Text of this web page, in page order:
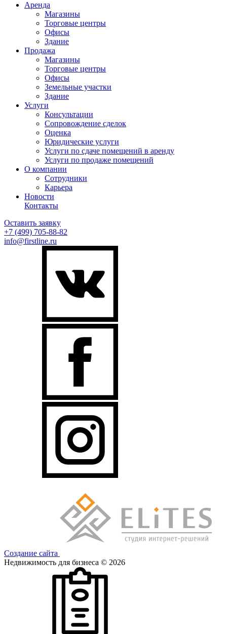
Аренда
Магазины
Торговые центры
Офисы
Здание
Продажа
Магазины
Торговые центры
Офисы
Земельные участки
Здание
Услуги
Консультации
Сопровождение сделок
Оценка
Юридические услуги
Услуги по сдаче помещений в аренду
Услуги по продаже помещений
О компании
Сотрудники
Карьера
Новости
Контакты
Оставить заявку
+7 (499) 705-88-82
info@firstline.ru
Создание сайта
Недвижимость для бизнеса © 2026